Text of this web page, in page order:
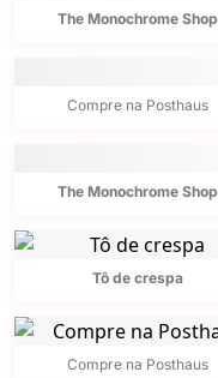
The Monochrome Shop
Compre na Posthaus
The Monochrome Shop
Tô de crespa
Compre na Posthaus